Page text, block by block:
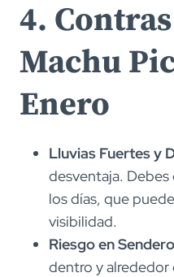
4.
Machu
Enero
Lluvias Fuertes y
desventaja. Debes
los días, que
visibilidad.
Riesgo en
dentro y alrededor